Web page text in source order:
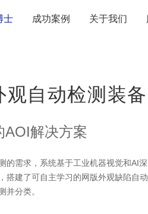
士 成功案例 关于我们
自动检测装备
解决方案
的需求，系统基于工业机器视觉和AI
搭建了可自主学习的网版外观缺陷自
并分类。